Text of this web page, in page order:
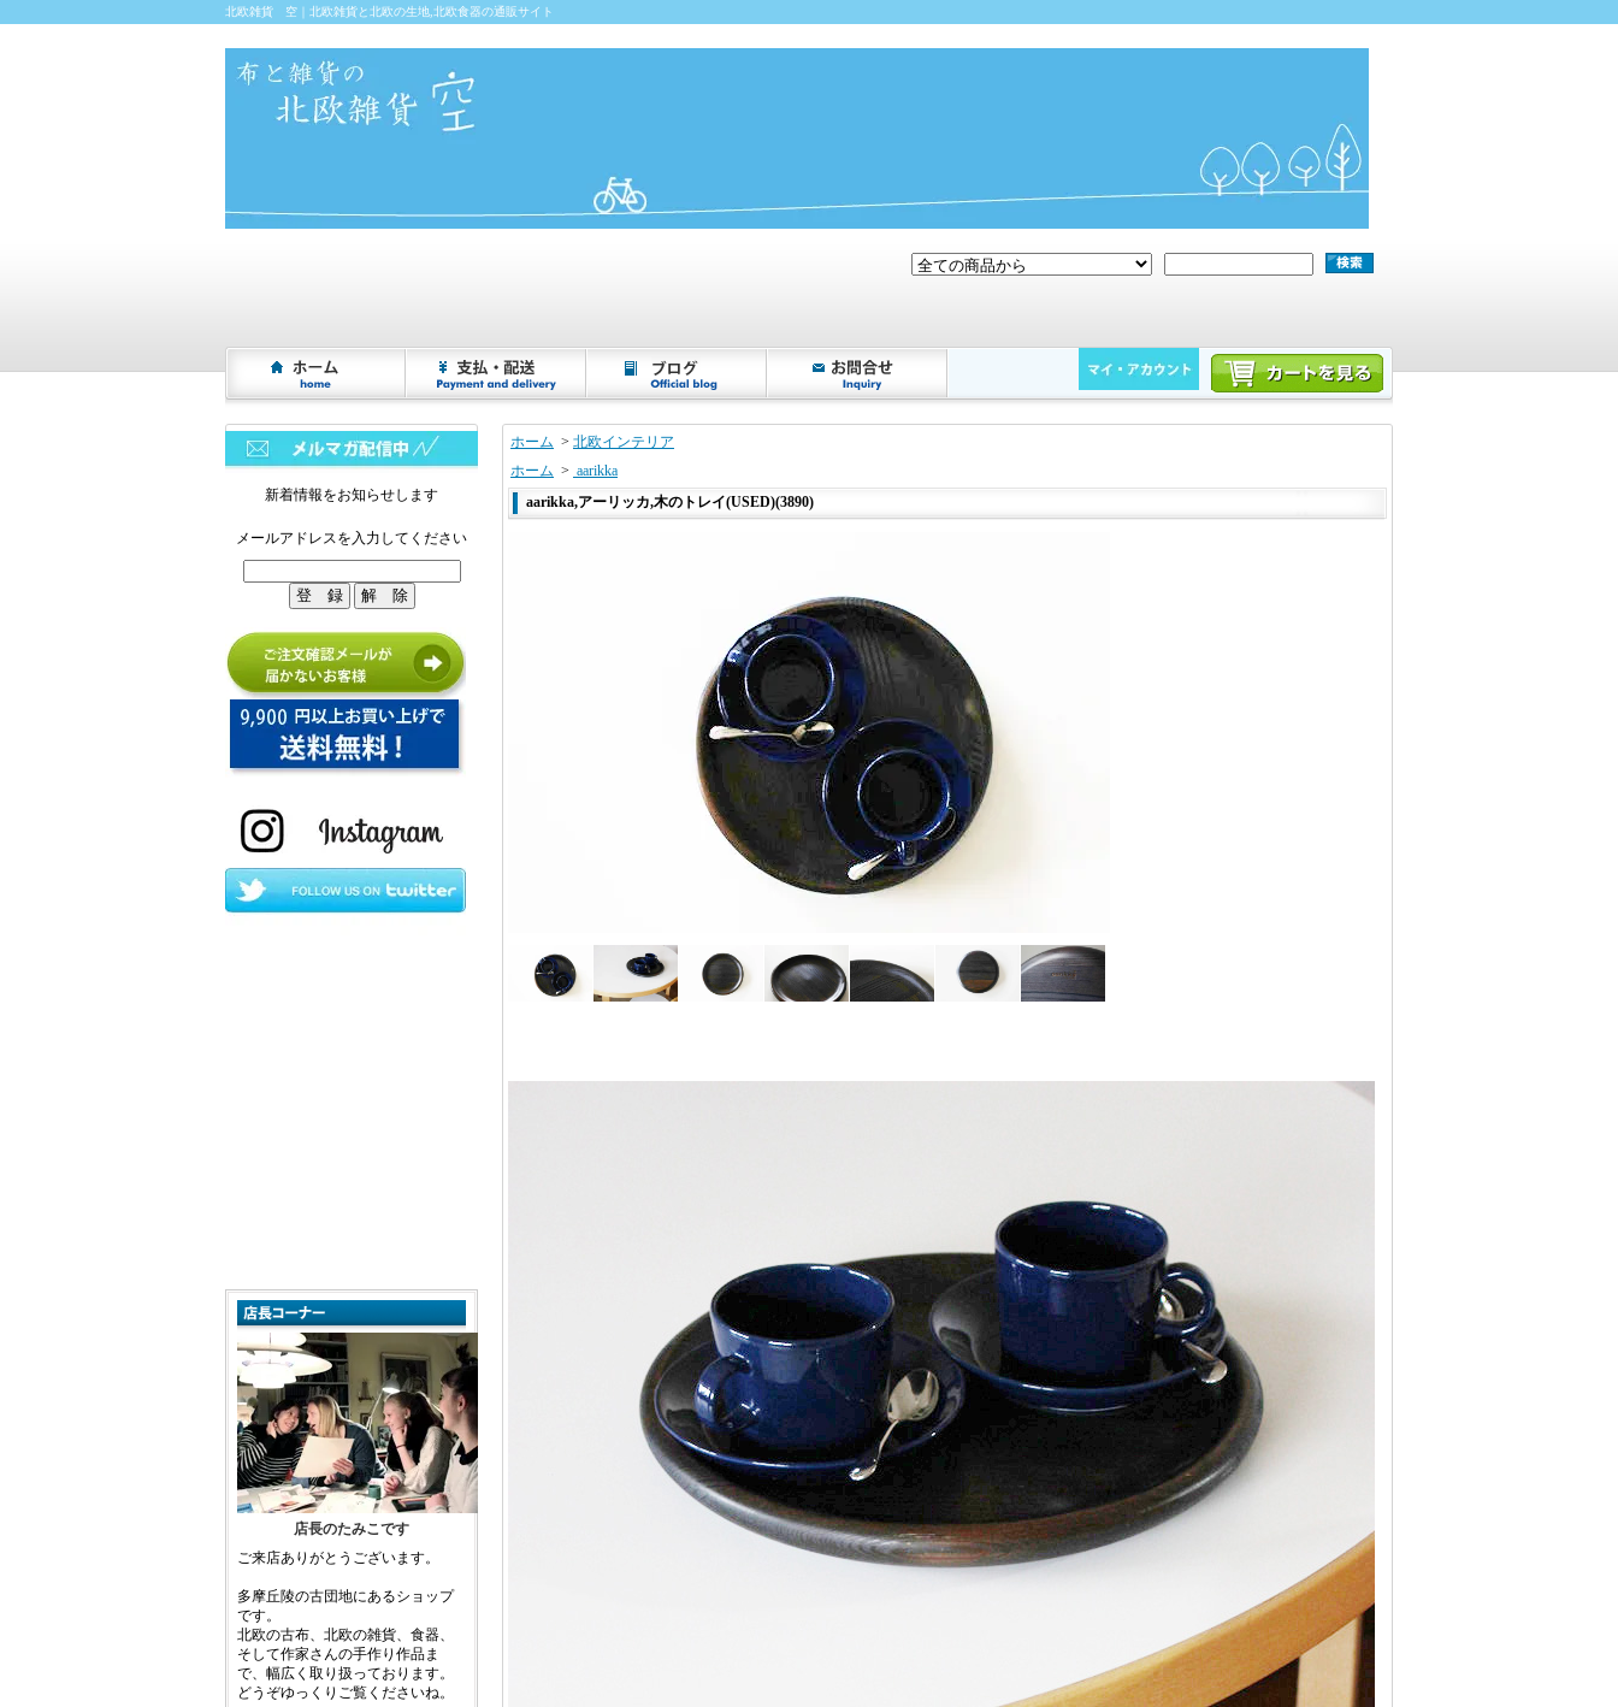
北欧雑貨 空｜北欧雑貨と北欧の生地,北欧食器の通販サイト
新着情報をお知らせします
メールアドレスを入力してください
店長のたみこです
ご来店ありがとうございます。
多摩丘陵の古団地にあるショップ
です。
北欧の古布、北欧の雑貨、食器、
そして作家さんの手作り作品ま
で、幅広く取り扱っております。
どうぞゆっくりご覧くださいね。
ホーム > 北欧インテリア
ホーム > aarikka
aarikka,アーリッカ,木のトレイ(USED)(3890)